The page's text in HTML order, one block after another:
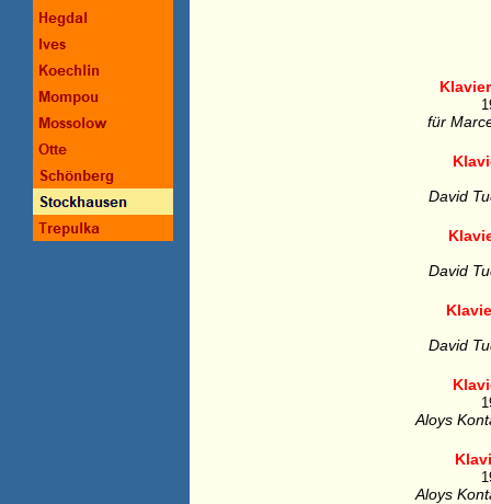
für
David
David
David
Aloys
Aloys